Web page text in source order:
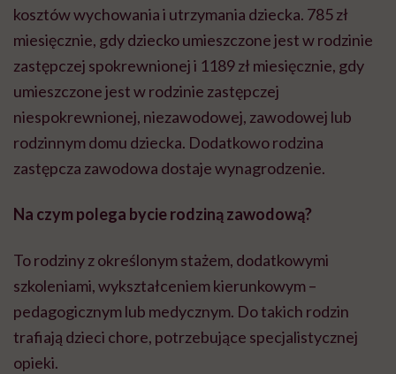
kosztów wychowania i utrzymania dziecka. 785 zł
miesięcznie, gdy dziecko umieszczone jest w rodzinie
zastępczej spokrewnionej i 1189 zł miesięcznie, gdy
umieszczone jest w rodzinie zastępczej
niespokrewnionej, niezawodowej, zawodowej lub
rodzinnym domu dziecka. Dodatkowo rodzina
zastępcza zawodowa dostaje wynagrodzenie.
Na czym polega bycie rodziną zawodową?
To rodziny z określonym stażem, dodatkowymi
szkoleniami, wykształceniem kierunkowym –
pedagogicznym lub medycznym. Do takich rodzin
trafiają dzieci chore, potrzebujące specjalistycznej
opieki.